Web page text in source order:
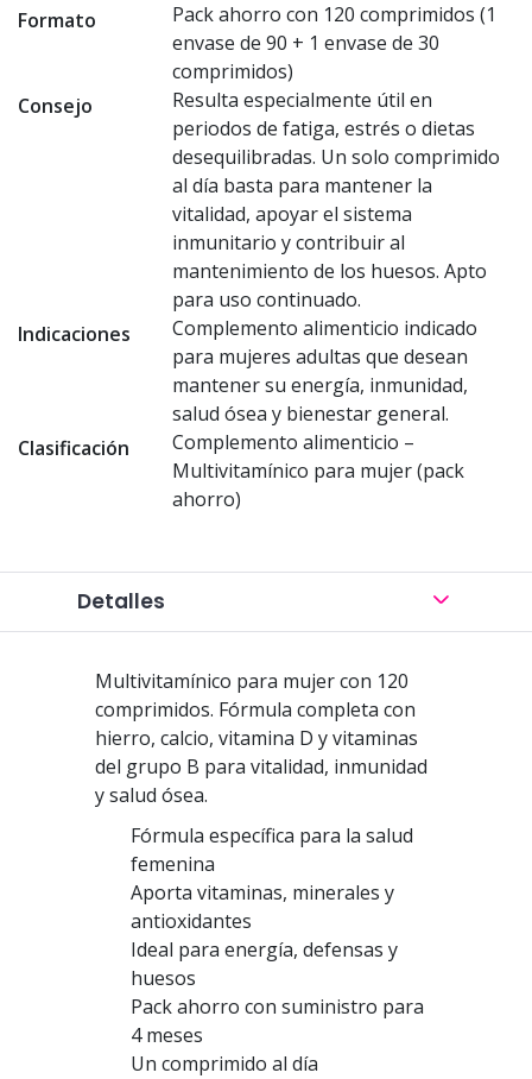
Formato
Pack ahorro con 120 comprimidos (1
envase de 90 + 1 envase de 30
comprimidos)
Consejo
Resulta especialmente útil en
periodos de fatiga, estrés o dietas
desequilibradas. Un solo comprimido
al día basta para mantener la
vitalidad, apoyar el sistema
inmunitario y contribuir al
mantenimiento de los huesos. Apto
para uso continuado.
Indicaciones
Complemento alimenticio indicado
para mujeres adultas que desean
mantener su energía, inmunidad,
salud ósea y bienestar general.
Clasificación
Complemento alimenticio –
Multivitamínico para mujer (pack
ahorro)
Detalles
Multivitamínico para mujer con 120
comprimidos. Fórmula completa con
hierro, calcio, vitamina D y vitaminas
del grupo B para vitalidad, inmunidad
y salud ósea.
Fórmula específica para la salud
femenina
Aporta vitaminas, minerales y
antioxidantes
Ideal para energía, defensas y
huesos
Pack ahorro con suministro para
4 meses
Un comprimido al día